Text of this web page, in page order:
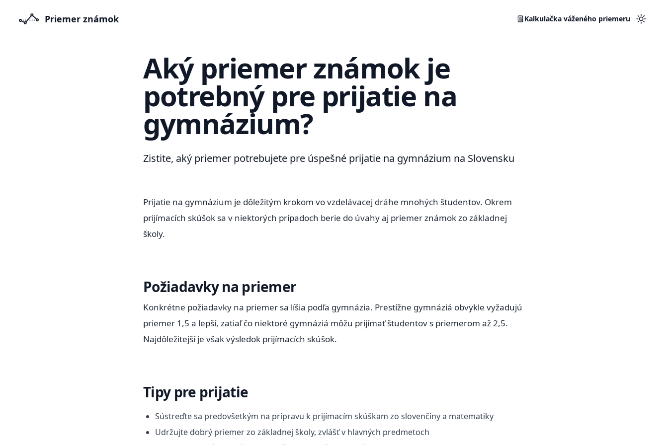
Priemer známok Kalkulačka váženého priemeru
Aký priemer známok je
potrebný pre prijatie na
gymnázium?
Zistite, aký priemer potrebujete pre úspešné prijatie na gymnázium na Slovensku
Prijatie na gymnázium je dôležitým krokom vo vzdelávacej dráhe mnohých študentov. Okrem
prijímacích skúšok sa v niektorých prípadoch berie do úvahy aj priemer známok zo základnej
školy.
Požiadavky na priemer
Konkrétne požiadavky na priemer sa líšia podľa gymnázia. Prestížne gymnáziá obvykle vyžadujú
priemer 1,5 a lepší, zatiaľ čo niektoré gymnáziá môžu prijímať študentov s priemerom až 2,5.
Najdôležitejší je však výsledok prijímacích skúšok.
Tipy pre prijatie
Sústreďte sa predovšetkým na prípravu k prijímacím skúškam zo slovenčiny a matematiky
Udržujte dobrý priemer zo základnej školy, zvlášť v hlavných predmetoch